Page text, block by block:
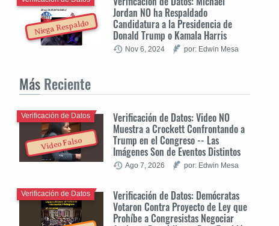
Niega Respaldo
Jordan NO ha Respaldado
Candidatura a la Presidencia de
Donald Trump o Kamala Harris
Nov 6, 2024 por: Edwin Mesa
Más Reciente
Video Falso
Verificación de Datos: Video NO
Muestra a Crockett Confrontando a
Trump en el Congreso -- Las
Imágenes Son de Eventos Distintos
Verificación de Datos
Ago 7, 2026 por: Edwin Mesa
Verificación de Datos: Demócratas
Votaron Contra Proyecto de Ley que
Prohíbe a Congresistas Negociar
Verificación de Datos